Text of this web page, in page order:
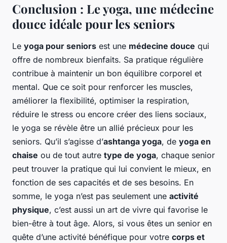
Conclusion : Le yoga, une médecine
douce idéale pour les seniors
Le yoga pour seniors est une médecine douce qui
offre de nombreux bienfaits. Sa pratique régulière
contribue à maintenir un bon équilibre corporel et
mental. Que ce soit pour renforcer les muscles,
améliorer la flexibilité, optimiser la respiration,
réduire le stress ou encore créer des liens sociaux,
le yoga se révèle être un allié précieux pour les
seniors. Qu’il s’agisse d’ashtanga yoga, de yoga en
chaise ou de tout autre type de yoga, chaque senior
peut trouver la pratique qui lui convient le mieux, en
fonction de ses capacités et de ses besoins. En
somme, le yoga n’est pas seulement une activité
physique, c’est aussi un art de vivre qui favorise le
bien-être à tout âge. Alors, si vous êtes un senior en
quête d’une activité bénéfique pour votre corps et